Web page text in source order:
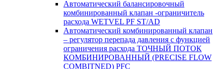
Автоматический балансировочный
комбинированный клапан -ограничитель
расхода WETVEL PF ST/AD
Автоматический комбинированный клапан
– регулятор перепада давления с функцией
ограничения расхода ТОЧНЫЙ ПОТОК
КОМБИНИРОВАННЫЙ (PRECISE FLOW
COMBIТNED) PFC